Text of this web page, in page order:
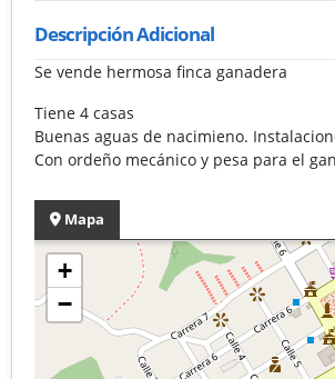
Descripción Adicional
Se vende hermosa finca ganadera
Tiene 4 casas
Buenas aguas de nacimieno.
Con ordeño mecánico y pesa para el
Mapa
+
−